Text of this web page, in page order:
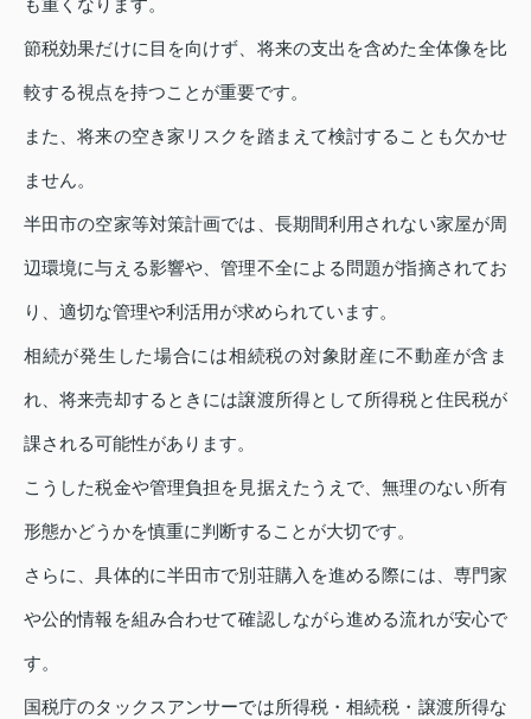
も重くなります。
節税効果だけに目を向けず、将来の支出を含めた全体像を比
較する視点を持つことが重要です。
また、将来の空き家リスクを踏まえて検討することも欠かせ
ません。
半田市の空家等対策計画では、長期間利用されない家屋が周
辺環境に与える影響や、管理不全による問題が指摘されてお
り、適切な管理や利活用が求められています。
相続が発生した場合には相続税の対象財産に不動産が含ま
れ、将来売却するときには譲渡所得として所得税と住民税が
課される可能性があります。
こうした税金や管理負担を見据えたうえで、無理のない所有
形態かどうかを慎重に判断することが大切です。
さらに、具体的に半田市で別荘購入を進める際には、専門家
や公的情報を組み合わせて確認しながら進める流れが安心で
す。
国税庁のタックスアンサーでは所得税・相続税・譲渡所得な